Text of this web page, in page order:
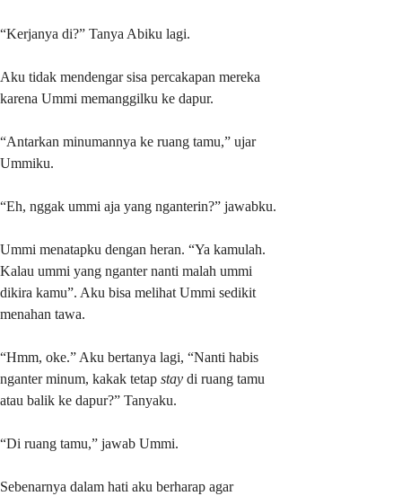
“Kerjanya di?” Tanya Abiku lagi.
Aku tidak mendengar sisa percakapan mereka
karena Ummi memanggilku ke dapur.
“Antarkan minumannya ke ruang tamu,” ujar
Ummiku.
“Eh, nggak ummi aja yang nganterin?” jawabku.
Ummi menatapku dengan heran. “Ya kamulah.
Kalau ummi yang nganter nanti malah ummi
dikira kamu”. Aku bisa melihat Ummi sedikit
menahan tawa.
“Hmm, oke.” Aku bertanya lagi, “Nanti habis
nganter minum, kakak tetap stay di ruang tamu
atau balik ke dapur?” Tanyaku.
“Di ruang tamu,” jawab Ummi.
Sebenarnya dalam hati aku berharap agar